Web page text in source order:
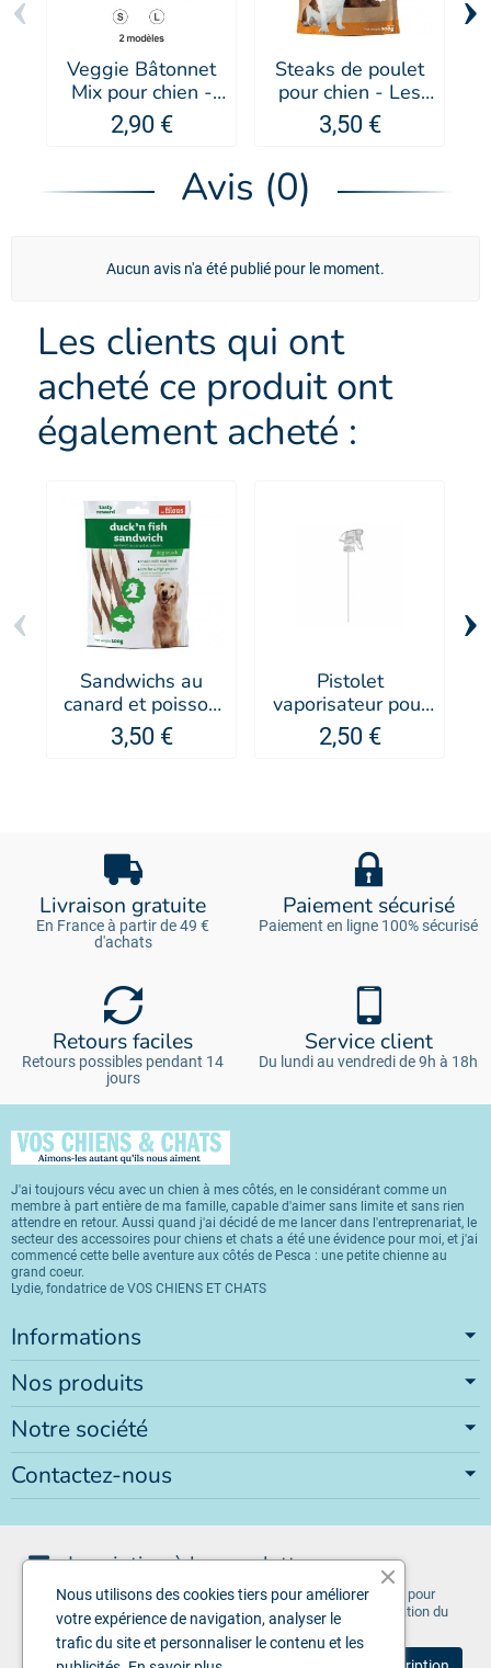
Veggie Bâtonnet
Mix pour chien -
Beeztees
2,90 €
Steaks de poulet
pour chien - Les
Filous
3,50 €
Avis (0)
Aucun avis n'a été publié pour le moment.
Les clients qui ont
acheté ce produit ont
également acheté :
Sandwichs au
canard et poisson
pour chien - Les
Filous
3,50 €
Pistolet
vaporisateur pour
conditionneur
Sublim' PUPPY 1L
2,50 €
‹ ›
Livraison gratuite
En France à partir de 49 €
d'achats
Paiement sécurisé
Paiement en ligne 100% sécurisé
Retours faciles
Retours possibles pendant 14
jours
Service client
Du lundi au vendredi de 9h à 18h
J'ai toujours vécu avec un chien à mes côtés, en le considérant comme un
membre à part entière de ma famille, capable d'aimer sans limite et sans rien
attendre en retour. Aussi quand j'ai décidé de me lancer dans l'entreprenariat, le
secteur des accessoires pour chiens et chats a été une évidence pour moi, et j'ai
commencé cette belle aventure aux côtés de Pesca : une petite chienne au
grand coeur.
Lydie, fondatrice de VOS CHIENS ET CHATS
Informations
Nos produits
Notre société
Contactez-nous
Inscription à la newsletter
Vous pouvez vous désinscrire à tout moment. Vous trouverez pour
cela nos informations de contact dans les conditions d'utilisation du
Nous utilisons des cookies tiers pour améliorer
votre expérience de navigation, analyser le
trafic du site et personnaliser le contenu et les